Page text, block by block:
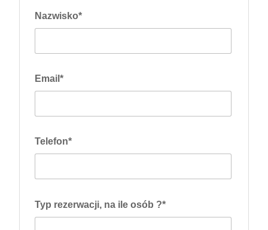
Nazwisko*
Email*
Telefon*
Typ rezerwacji, na ile osób ?*